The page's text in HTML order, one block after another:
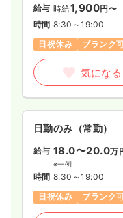
給与 時給1,900円〜
時間 8:30～19:00
日祝休み
ブランク
気になる
日勤のみ（常勤）
給与 18.0〜20.0万
※一例
時間 8:30～19:00
日祝休み
ブランク